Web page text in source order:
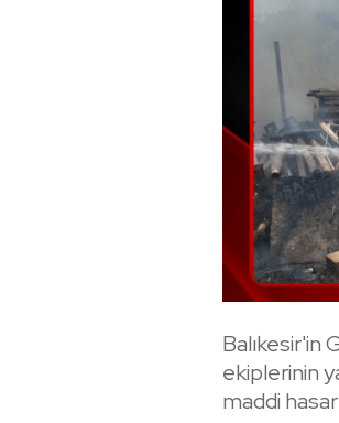
Balıkesir'in
ekiplerinin
maddi